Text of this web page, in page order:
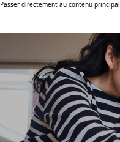
Passer directement au contenu principal